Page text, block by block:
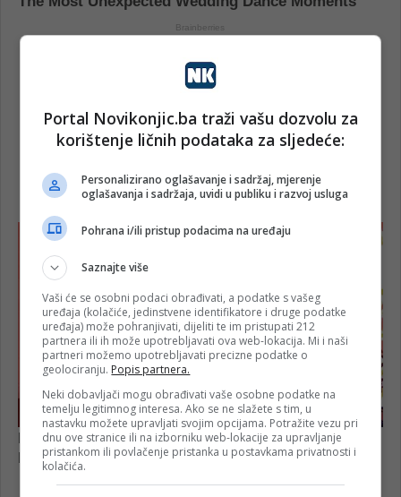
Portal Novikonjic.ba traži vašu dozvolu za
korištenje ličnih podataka za sljedeće:
Personalizirano oglašavanje i sadržaj, mjerenje
oglašavanja i sadržaja, uvidi u publiku i razvoj usluga
Pohrana i/ili pristup podacima na uređaju
Saznajte više
Vaši će se osobni podaci obrađivati, a podatke s vašeg
uređaja (kolačiće, jedinstvene identifikatore i druge podatke
uređaja) može pohranjivati, dijeliti te im pristupati 212
partnera ili ih može upotrebljavati ova web-lokacija. Mi i naši
partneri možemo upotrebljavati precizne podatke o
geolociranju. Popis partnera.
Neki dobavljači mogu obrađivati vaše osobne podatke na
temelju legitimnog interesa. Ako se ne slažete s tim, u
nastavku možete upravljati svojim opcijama. Potražite vezu pri
dnu ove stranice ili na izborniku web-lokacije za upravljanje
pristankom ili povlačenje pristanka u postavkama privatnosti i
kolačića.